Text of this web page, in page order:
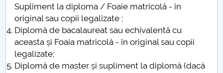
Supliment la diploma / Foaie matricolă - în
original sau copii legalizate ;
Diplomă de bacalaureat sau echivalentă cu
aceasta și Foaia matricolă - în original sau copii
legalizate;
Diplomă de master și supliment la diplomă (dacă